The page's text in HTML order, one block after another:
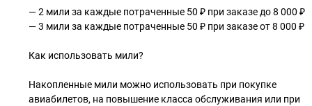
— 2 мили за каждые потраченные 50 ₽ при заказе до 8 000 ₽
— 3 мили за каждые потраченные 50 ₽ при заказе от 8 000 ₽
Как использовать мили?
Накопленные мили можно использовать при покупке
авиабилетов, на повышение класса обслуживания или при